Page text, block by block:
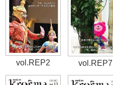
vol.REP2 vol.REP7